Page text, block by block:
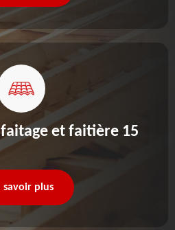
et faitière 15
savoir plus